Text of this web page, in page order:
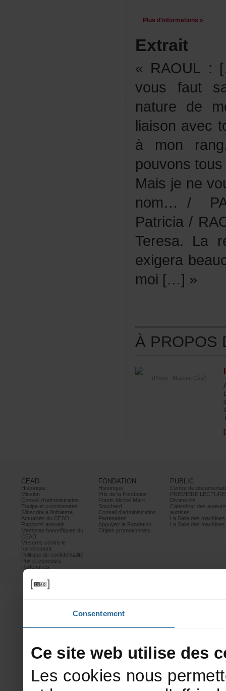
Consentement
Plusd'informations»
Extrait
nom…/
Patricia/
moi[…]»
(Photo:MaximeCôté)
CEAD
Historique
Mission
Conseild’administration
Équipeetcoordonnées
S’inscrireàl’infolettre
ActualitésduCEAD
Rapportsannuels
Membreshonorifiquesdu
CEAD
Mesurescontrele
harcèlement
Politiquedeconfidentialité
Prixetconcours
Partenaires
FONDATION
Historique
PrixdelaFondation
FondsMichelMarc
Bouchard
Conseild’administration
Partenaires
AppuyezlaFondation
Objetspromotionnels
PUBLIC
PREMIÈRELECTURE
Divans-lits
autrices